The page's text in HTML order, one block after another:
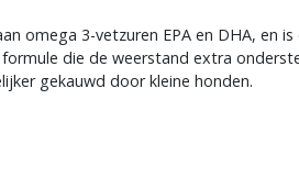
omega 3-vetzuren EPA en DHA, en is
die de weerstand extra
gekauwd door kleine honden.